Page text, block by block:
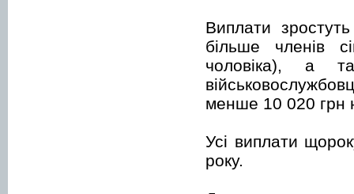
Виплати
більше членів
чоловіка), а
менше 10 020 грн
Усі виплати
року.